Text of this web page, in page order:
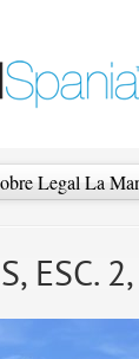
Legal La
ESC.